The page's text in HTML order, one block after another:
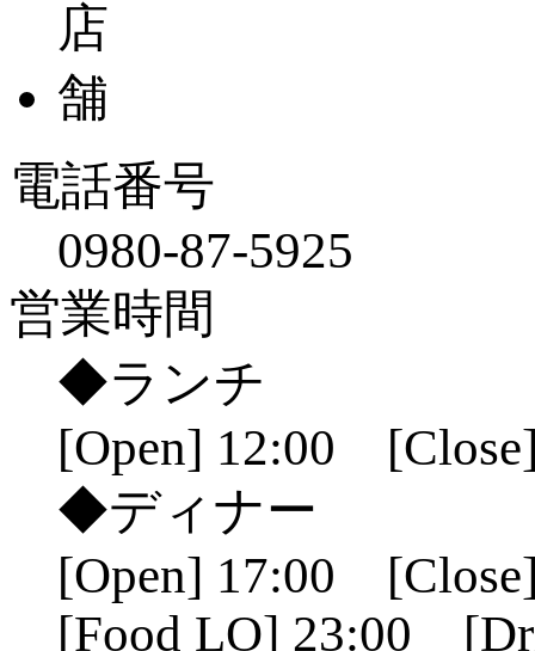
電話番号
0980-87-5925
営業時間
◆ランチ
[Open] 12:00
◆ディナー
[Open] 17:00
[Food LO] 23:00